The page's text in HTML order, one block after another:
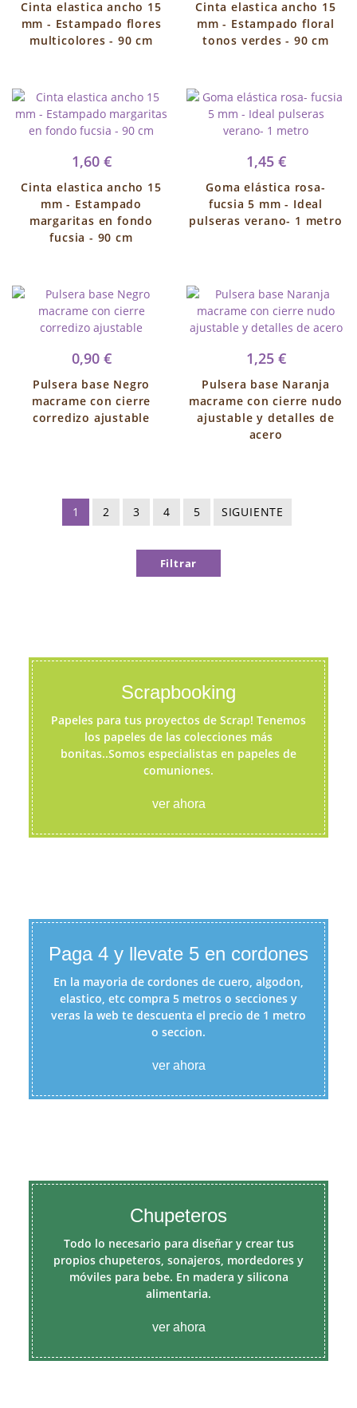
Cinta elastica ancho 15
mm - Estampado flores
multicolores - 90 cm
Cinta elastica ancho 15
mm - Estampado floral
tonos verdes - 90 cm
1,60 €
Cinta elastica ancho 15
mm - Estampado
margaritas en fondo
fucsia - 90 cm
1,45 €
Goma elástica rosa-
fucsia 5 mm - Ideal
pulseras verano- 1 metro
0,90 €
Pulsera base Negro
macrame con cierre
corredizo ajustable
1,25 €
Pulsera base Naranja
macrame con cierre nudo
ajustable y detalles de
acero
1 2 3 4 5 SIGUIENTE
Filtrar
Scrapbooking
Papeles para tus proyectos de Scrap! Tenemos
los papeles de las colecciones más
bonitas..Somos especialistas en papeles de
comuniones.
ver ahora
Paga 4 y llevate 5 en cordones
En la mayoria de cordones de cuero, algodon,
elastico, etc compra 5 metros o secciones y
veras la web te descuenta el precio de 1 metro
o seccion.
ver ahora
Chupeteros
Todo lo necesario para diseñar y crear tus
propios chupeteros, sonajeros, mordedores y
móviles para bebe. En madera y silicona
alimentaria.
ver ahora